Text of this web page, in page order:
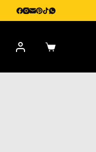
Carro